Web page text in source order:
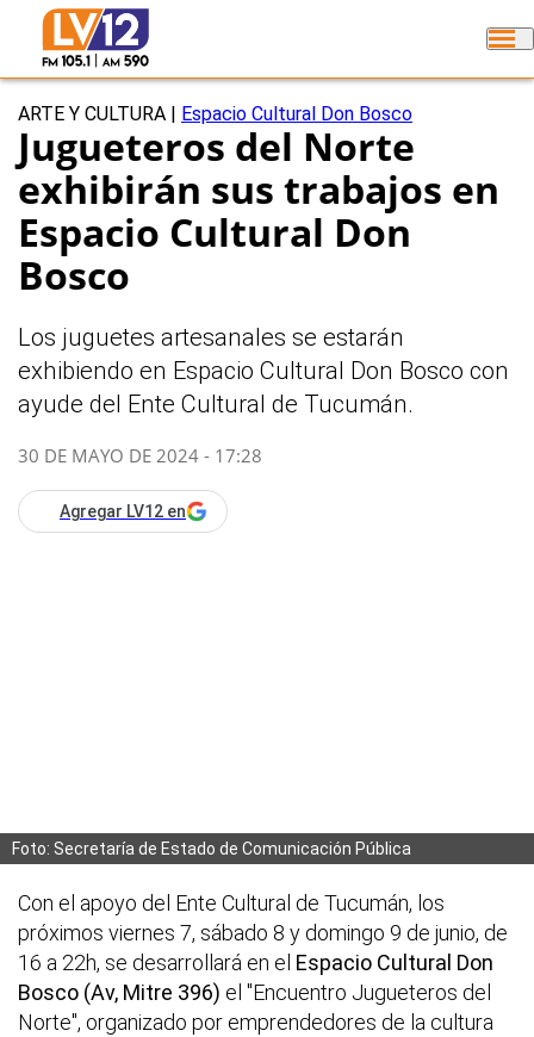
ARTE Y CULTURA Espacio Cultural Don Bosco
Jugueteros del Norte
exhibirán sus trabajos en
Espacio Cultural Don
Bosco
Los juguetes artesanales se estarán
exhibiendo en Espacio Cultural Don Bosco con
ayude del Ente Cultural de Tucumán.
30 DE MAYO DE 2024 - 17:28
Agregar LV12 en
Foto: Secretaría de Estado de Comunicación Pública
Con el apoyo del Ente Cultural de Tucumán, los
próximos viernes 7, sábado 8 y domingo 9 de junio, de
16 a 22h, se desarrollará en el Espacio Cultural Don
Bosco (Av, Mitre 396) el "Encuentro Jugueteros del
Norte", organizado por emprendedores de la cultura